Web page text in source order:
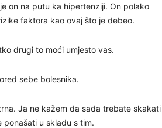
on na putu ka hipertenziji. On polako
faktora kao ovaj što je debeo.
drugi to moći umjesto vas.
sebe bolesnika.
Ja ne kažem da sada trebate skakati
ponašati u skladu s tim.